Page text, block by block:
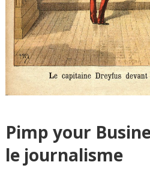
Pimp your
le journalisme